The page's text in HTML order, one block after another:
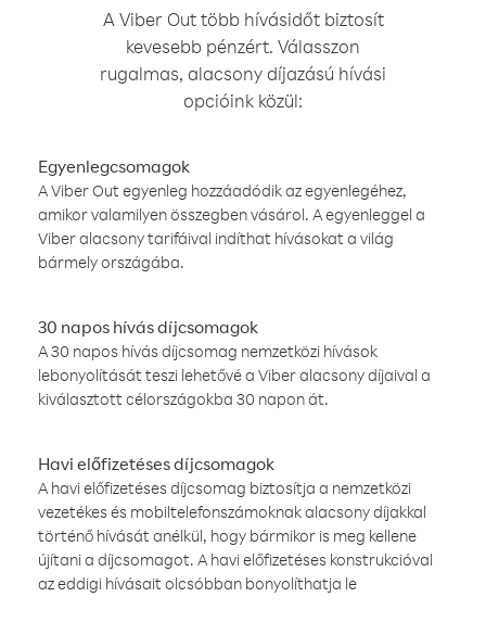
A Viber Out több hívásidőt biztosít
kevesebb pénzért. Válasszon
rugalmas, alacsony díjazású hívási
opcióink közül:
Egyenlegcsomagok
A Viber Out egyenleg hozzáadódik az egyenlegéhez,
amikor valamilyen összegben vásárol. A egyenleggel a
Viber alacsony tarifáival indíthat hívásokat a világ
bármely országába.
30 napos hívás díjcsomagok
A 30 napos hívás díjcsomag nemzetközi hívások
lebonyolítását teszi lehetővé a Viber alacsony díjaival a
kiválasztott célországokba 30 napon át.
Havi előfizetéses díjcsomagok
A havi előfizetéses díjcsomag biztosítja a nemzetközi
vezetékes és mobiltelefonszámoknak alacsony díjakkal
történő hívását anélkül, hogy bármikor is meg kellene
újítani a díjcsomagot. A havi előfizetéses konstrukcióval
az eddigi hívásait olcsóbban bonyolíthatja le